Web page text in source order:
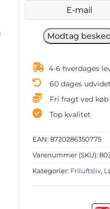
4-6 hverdages
60 dages
Fri fragt ved
Top kvalitet
EAN: 8720286350775
Varenummer (SKU):
Kategorier: Friluftsliv,